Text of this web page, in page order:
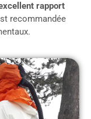
rapport
recommandée